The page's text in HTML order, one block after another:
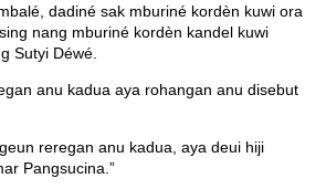
dadiné sak mburiné kordèn kuwi ora
nang mburiné kordèn kandel kuwi
Sutyi Déwé.
anu kadua aya rohangan anu disebut
reregan anu kadua, aya deui hiji
Pangsucina.”